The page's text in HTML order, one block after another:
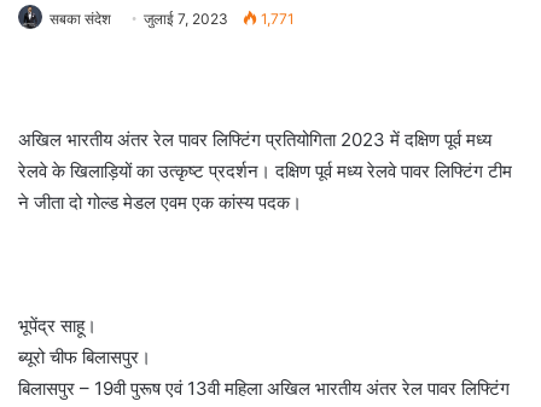
सबका संदेश जुलाई 7, 2023 1,771
अखिल भारतीय अंतर रेल पावर लिफ्टिंग प्रतियोगिता 2023 में दक्षिण पूर्व मध्य
रेलवे के खिलाड़ियों का उत्कृष्ट प्रदर्शन। दक्षिण पूर्व मध्य रेलवे पावर लिफ्टिंग टीम
ने जीता दो गोल्ड मेडल एवम एक कांस्य पदक।
भूपेंद्र साहू।
ब्यूरो चीफ बिलासपुर।
बिलासपुर – 19वी पुरूष एवं 13वी महिला अखिल भारतीय अंतर रेल पावर लिफ्टिंग